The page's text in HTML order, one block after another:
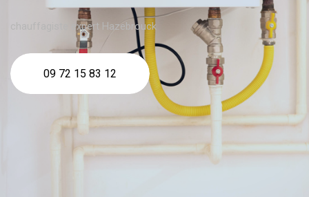
chauffagiste expert Hazebrouck
09 72 15 83 12